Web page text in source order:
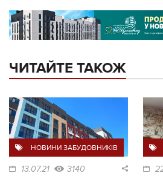
ЧИТАЙТЕ ТАКОЖ
НОВИНИ ЗАБУДОВНИКІВ
13.07.21 3140